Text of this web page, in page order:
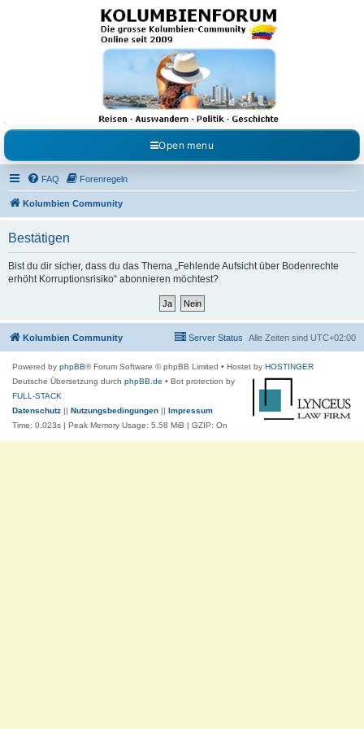
Kolumbienforum - Das
grosse Forum der
Freunde Kolumbiens
Reisen, Auswandern, Kultur, Politik, Geschichte und Visum in Kolumbien und Venezuela.
Austausch, Erfahrungen und Gemeinschaft im Kolumbienforum
Open menu
FAQ Forenregeln
Kolumbien Community
Bestätigen
Bist du dir sicher, dass du das Thema „Fehlende Aufsicht über Bodenrechte
erhöht Korruptionsrisiko“ abonnieren möchtest?
Kolumbien Community Alle Zeiten sind UTC+02:00
Server Status
Powered by phpBB® Forum Software © phpBB Limited • Hostet by HOSTINGER
Deutsche Übersetzung durch phpBB.de • Bot protection by
FULL-STACK
Datenschutz
Nutzungsbedingungen
Impressum
Time: 0.023s | Peak Memory Usage: 5.58 MiB | GZIP: On